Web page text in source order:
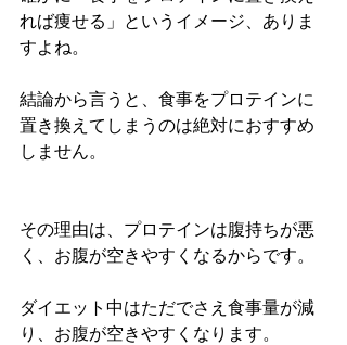
れば痩せる」というイメージ、ありま
すよね。
結論から言うと、食事をプロテインに
置き換えてしまうのは絶対におすすめ
しません。
その理由は、プロテインは腹持ちが悪
く、お腹が空きやすくなるからです。
ダイエット中はただでさえ食事量が減
り、お腹が空きやすくなります。